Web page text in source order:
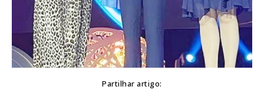
Partilhar artigo: